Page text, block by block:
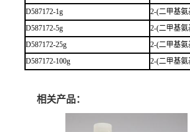
D587172-1g
2-(二甲基
D587172-5g
2-(二甲基
D587172-25g
2-(二甲基
D587172-100g
2-(二甲基
相关产品：